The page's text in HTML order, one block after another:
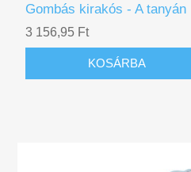
Gombás kirakós - A tanyán
3 156,95 Ft
KOSÁRBA